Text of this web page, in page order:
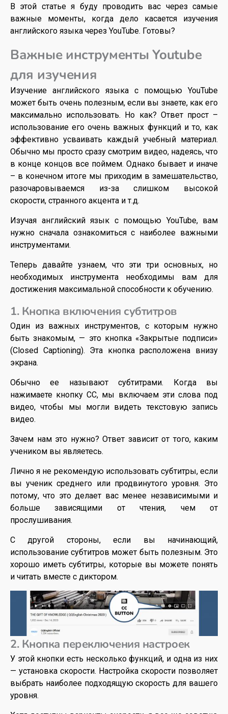
В этой статье я буду проводить вас через самые
важные моменты, когда дело касается изучения
английского языка через YouTube. Готовы?
Важные инструменты Youtube
для изучения
Изучение английского языка с помощью YouTube
может быть очень полезным, если вы знаете, как его
максимально использовать. Но как? Ответ прост –
использование его очень важных функций и то, как
эффективно усваивать каждый учебный материал.
Обычно мы просто сразу смотрим видео, надеясь, что
в конце концов все поймем. Однако бывает и иначе
– в конечном итоге мы приходим в замешательство,
разочаровываемся из-за слишком высокой
скорости, странного акцента и т.д.
Изучая английский язык с помощью YouTube, вам
нужно сначала ознакомиться с наиболее важными
инструментами.
Теперь давайте узнаем, что эти три основных, но
необходимых инструмента необходимы вам для
достижения максимальной способности к обучению.
1. Кнопка включения субтитров
Один из важных инструментов, с которым нужно
быть знакомым, — это кнопка «Закрытые подписи»
(Closed Captioning). Эта кнопка расположена внизу
экрана.
Обычно ее называют субтитрами. Когда вы
нажимаете кнопку CC, мы включаем эти слова под
видео, чтобы мы могли видеть текстовую запись
видео.
Зачем нам это нужно? Ответ зависит от того, каким
учеником вы являетесь.
Лично я не рекомендую использовать субтитры, если
вы ученик среднего или продвинутого уровня. Это
потому, что это делает вас менее независимыми и
больше зависящими от чтения, чем от
прослушивания.
С другой стороны, если вы начинающий,
использование субтитров может быть полезным. Это
хорошо иметь субтитры, которые вы можете понять
и читать вместе с диктором.
2. Кнопка переключения настроек
У этой кнопки есть несколько функций, и одна из них
— установка скорости. Настройка скорости позволяет
выбрать наиболее подходящую скорость для вашего
уровня.